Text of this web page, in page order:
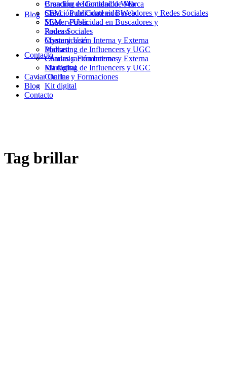
Branding e Identidad de Marca
Creación de Contenido Web
SEM – Publicidad en Buscadores y
Redes Sociales
Mystery User
Podcast
Comunicación Interna y Externa
Marketing de Influencers y UGC
Charlas y Formaciones
Kit digital
Blog
Contacto
Creación de Contenido Web
SEM – Publicidad en Buscadores y Redes Sociales
Mystery User
Podcast
Comunicación Interna y Externa
Marketing de Influencers y UGC
Charlas y Formaciones
Kit digital
Caviar Online
Blog
Contacto
Tag brillar